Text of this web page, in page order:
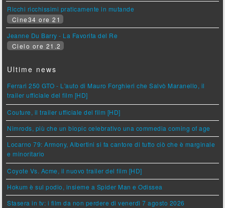
Ricchi ricchissimi praticamente in mutande
Cine34 ore 21
Jeanne Du Barry - La Favorita del Re
Cielo ore 21.2
Ultime news
Ferrari 250 GTO - L'auto di Mauro Forghieri che Salvò Maranello, il
trailer ufficiale del film [HD]
Couture, il trailer ufficiale del film [HD]
Nimrods, più che un biopic celebrativo una commedia coming of age
Locarno 79: Armony, Albertini si fa cantore di tutto ciò che è marginale
e minoritario
Coyote Vs. Acme, il nuovo trailer del film [HD]
Hokum è sul podio, insieme a Spider Man e Odissea
Stasera in tv: i film da non perdere di venerdì 7 agosto 2026